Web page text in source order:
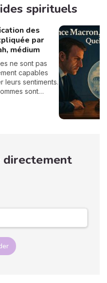
spirituels
des
par
médium
ne sont pas
capables
leurs sentiments.
sont
leurs
par conséquent
vous
ses
directement